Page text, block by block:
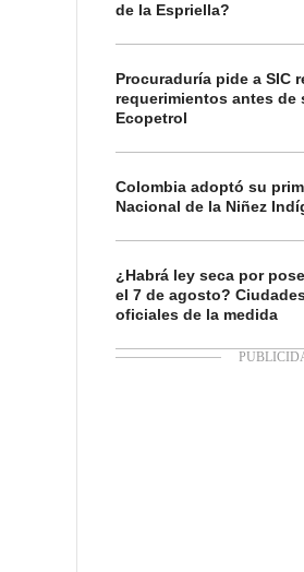
de la Espriella?
Procuraduría pide a SIC
requerimientos antes de
Ecopetrol
Colombia adoptó su
Nacional de la Niñez
¿Habrá ley seca por
el 7 de agosto?
oficiales de la medida